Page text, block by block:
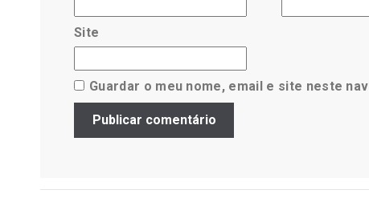
Site
Guardar o meu nome, email e site neste